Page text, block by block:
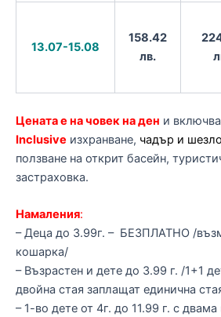
13.07-15.08
158.42
лв.
Цената е на човек на ден и
Inclusive изхранване, чадър и
ползване на открит басейн,
застраховка.
Намаления:
– Деца до 3.99г. – БЕЗПЛАТНО /
кошарка/
– Възрастен и дете до 3.99 г. /1+1
двойна стая заплащат единична
– 1-во дете от 4г. до 11.99 г. с